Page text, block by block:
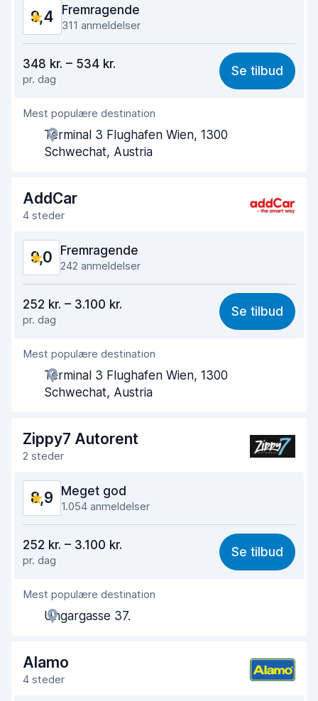
9,4 Fremragende
311 anmeldelser
9,1
Nemt at finde 9,6
Agentens hjælpsomhed
Afhentningshastighed
Renlighed af bilen 9,4
Bilens tilstand
348 kr. – 534 kr.
pr. dag
Se tilbud
Mest populære destination
Terminal 3 Flughafen Wien, 1300
Schwechat, Austria
AddCar
4 steder
9,0 Fremragende
242 anmeldelser
8,4
Nemt at finde 9,1
Agentens hjælpsomhed
Afhentningshastighed
Renlighed af bilen 9,1
Bilens tilstand
252 kr. – 3.100 kr.
pr. dag
Se tilbud
Mest populære destination
Terminal 3 Flughafen Wien, 1300
Schwechat, Austria
Zippy7 Autorent
2 steder
8,9 Meget god
1.054 anmeldelser
8,7
Nemt at finde 8,5
Agentens hjælpsomhed
Afhentningshastighed
Afleveringshastighed 9,1
252 kr. – 3.100 kr.
pr. dag
Se tilbud
Mest populære destination
Ungargasse 37.
Alamo
4 steder